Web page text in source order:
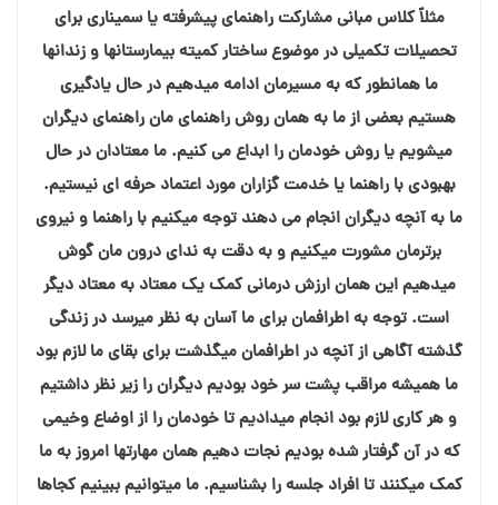
مثلاً کلاس مبانی مشارکت راهنمای پیشرفته یا سمیناری برای
تحصیلات تکمیلی در موضوع ساختار کمیته بیمارستانها و زندانها
ما همانطور که به مسیرمان ادامه میدهیم در حال یادگیری
هستیم بعضی از ما به همان روش راهنمای مان راهنمای دیگران
میشویم یا روش خودمان را ابداع می کنیم. ما معتادان در حال
بهبودی با راهنما یا خدمت گزاران مورد اعتماد حرفه ای نیستیم.
ما به آنچه دیگران انجام می دهند توجه میکنیم با راهنما و نیروی
برترمان مشورت میکنیم و به دقت به ندای درون مان گوش
میدهیم این همان ارزش درمانی کمک یک معتاد به معتاد دیگر
است. توجه به اطرافمان برای ما آسان به نظر میرسد در زندگی
گذشته آگاهی از آنچه در اطرافمان میگذشت برای بقای ما لازم بود
ما همیشه مراقب پشت سر خود بودیم دیگران را زیر نظر داشتیم
و هر کاری لازم بود انجام میدادیم تا خودمان را از اوضاع وخیمی
که در آن گرفتار شده بودیم نجات دهیم همان مهارتها امروز به ما
کمک میکنند تا افراد جلسه را بشناسیم. ما میتوانیم ببینیم کجاها